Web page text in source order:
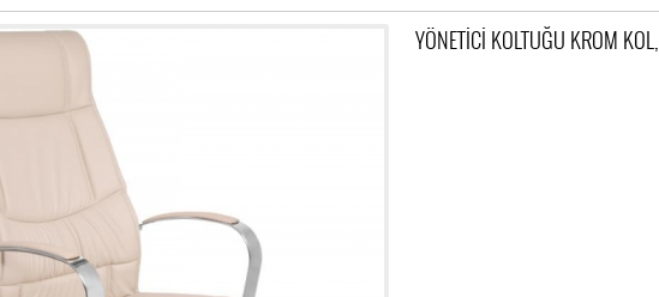
YÖNETİCİ KOLTUĞU KROM